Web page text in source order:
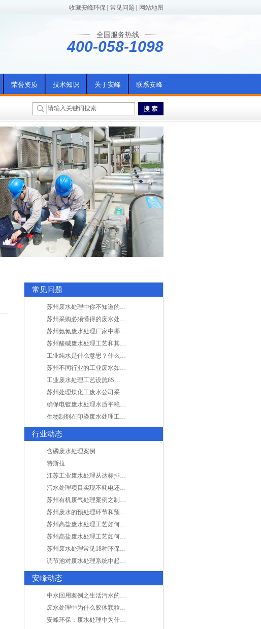
收藏安峰环保 常见问题 网站地图
全国服务热线
400-058-1098
荣誉资质 技术知识 关于安峰 联系安峰
常见问题
苏州废水处理中你不知道的工艺全在这里
苏州采购必须懂得的废水处理问题，值得收藏！
苏州氨氮废水处理厂家中哪家最专业？
苏州酸碱废水处理工艺和其他废水处理的区别
工业纯水是什么意思？什么是纯水处理？
苏州不同行业的工业废水如何处理的？
工业废水处理工艺设施6S现场管理
苏州处理煤化工废水公司采用哪些工艺方法?
确保电镀废水处理水质平稳因素有哪些？
生物制剂在印染废水处理工艺技术中效果如何？
行业动态
含磷废水处理案例
特斯拉
江苏工业废水处理从达标排放到零排放
污水处理项目实现不耗电还省电的技术革新
苏州有机废气处理案例之制药类企业处理工艺
苏州废水的预处理环节和预计达到目的
苏州高盐废水处理工艺如何实现行业升级
苏州高盐废水处理工艺如何实现行业升级
苏州废水处理常见18种环保术语，秒懂！
调节池对废水处理系统中起到怎样的作用？
安峰动态
中水回用案例之生活污水的二次处理利用
废水处理中为什么胶体颗粒不易自然沉降?
安峰环保：废水处理中为什么胶体颗粒不易自然沉降?